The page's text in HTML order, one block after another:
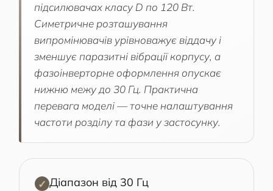
підсилювачах класу D по 120 Вт.
Симетричне розташування
випромінювачів урівноважує віддачу і
зменшує паразитні вібрації корпусу, а
фазоінверторне оформлення опускає
нижню межу до 30 Гц. Практична
перевага моделі — точне налаштування
частоти розділу та фази у застосунку.
✓ Діапазон від 30 Гц